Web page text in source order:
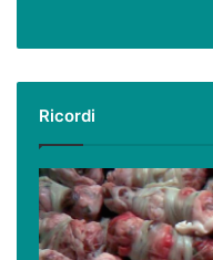
Ricordi
Ricordi:
le
ricette
tradizionali,